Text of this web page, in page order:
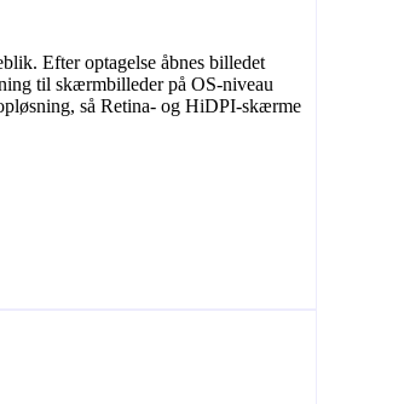
Efter optagelse åbnes billedet
til skærmbilleder på OS-niveau
så Retina- og HiDPI-skærme